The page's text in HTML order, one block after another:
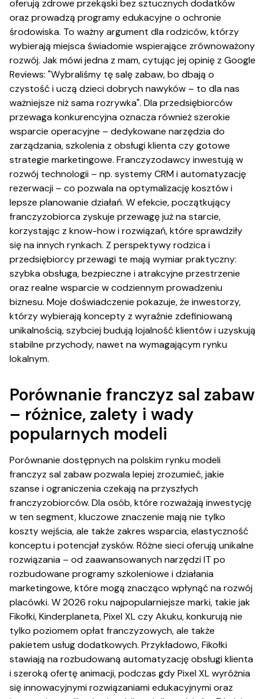
oferują zdrowe przekąski bez sztucznych dodatków
oraz prowadzą programy edukacyjne o ochronie
środowiska. To ważny argument dla rodziców, którzy
wybierają miejsca świadomie wspierające zrównoważony
rozwój. Jak mówi jedna z mam, cytując jej opinię z Google
Reviews: "Wybraliśmy tę salę zabaw, bo dbają o
czystość i uczą dzieci dobrych nawyków – to dla nas
ważniejsze niż sama rozrywka". Dla przedsiębiorców
przewaga konkurencyjna oznacza również szerokie
wsparcie operacyjne – dedykowane narzędzia do
zarządzania, szkolenia z obsługi klienta czy gotowe
strategie marketingowe. Franczyzodawcy inwestują w
rozwój technologii – np. systemy CRM i automatyzację
rezerwacji – co pozwala na optymalizację kosztów i
lepsze planowanie działań. W efekcie, początkujący
franczyzobiorca zyskuje przewagę już na starcie,
korzystając z know-how i rozwiązań, które sprawdziły
się na innych rynkach. Z perspektywy rodzica i
przedsiębiorcy przewagi te mają wymiar praktyczny:
szybka obsługa, bezpieczne i atrakcyjne przestrzenie
oraz realne wsparcie w codziennym prowadzeniu
biznesu. Moje doświadczenie pokazuje, że inwestorzy,
którzy wybierają koncepty z wyraźnie zdefiniowaną
unikalnością, szybciej budują lojalność klientów i uzyskują
stabilne przychody, nawet na wymagającym rynku
lokalnym.
Porównanie franczyz sal zabaw
– różnice, zalety i wady
popularnych modeli
Porównanie dostępnych na polskim rynku modeli
franczyz sal zabaw pozwala lepiej zrozumieć, jakie
szanse i ograniczenia czekają na przyszłych
franczyzobiorców. Dla osób, które rozważają inwestycję
w ten segment, kluczowe znaczenie mają nie tylko
koszty wejścia, ale także zakres wsparcia, elastyczność
konceptu i potencjał zysków. Różne sieci oferują unikalne
rozwiązania – od zaawansowanych narzędzi IT po
rozbudowane programy szkoleniowe i działania
marketingowe, które mogą znacząco wpłynąć na rozwój
placówki. W 2026 roku najpopularniejsze marki, takie jak
Fikołki, Kinderplaneta, Pixel XL czy Akuku, konkurują nie
tylko poziomem opłat franczyzowych, ale także
pakietem usług dodatkowych. Przykładowo, Fikołki
stawiają na rozbudowaną automatyzację obsługi klienta
i szeroką ofertę animacji, podczas gdy Pixel XL wyróżnia
się innowacyjnymi rozwiązaniami edukacyjnymi oraz